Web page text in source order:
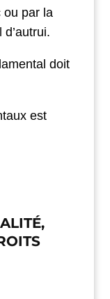
ou par la
doit
est